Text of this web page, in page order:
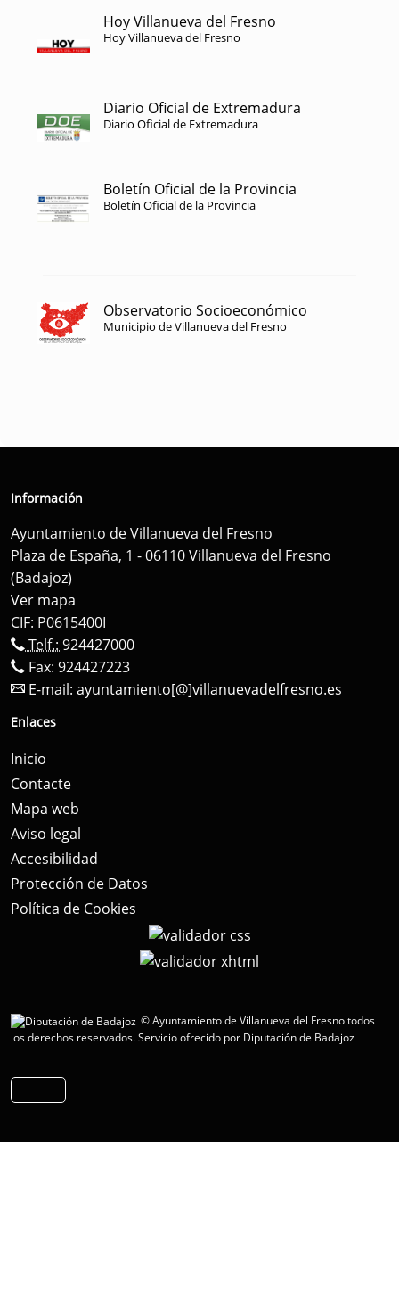
Hoy Villanueva del Fresno
Hoy Villanueva del Fresno
Diario Oficial de Extremadura
Diario Oficial de Extremadura
Boletín Oficial de la Provincia
Boletín Oficial de la Provincia
Observatorio Socioeconómico
Municipio de Villanueva del Fresno
Información
Ayuntamiento de Villanueva del Fresno
Plaza de España, 1 - 06110 Villanueva del Fresno
(Badajoz)
Ver mapa
CIF: P0615400I
Telf.: 924427000
Fax: 924427223
E-mail: ayuntamiento[@]villanuevadelfresno.es
Enlaces
Inicio
Contacte
Mapa web
Aviso legal
Accesibilidad
Protección de Datos
Política de Cookies
© Ayuntamiento de Villanueva del Fresno todos
los derechos reservados.Servicio ofrecido por Diputación de Badajoz